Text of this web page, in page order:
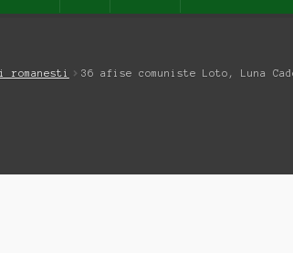
romanesti 36 afise comuniste Loto, Luna